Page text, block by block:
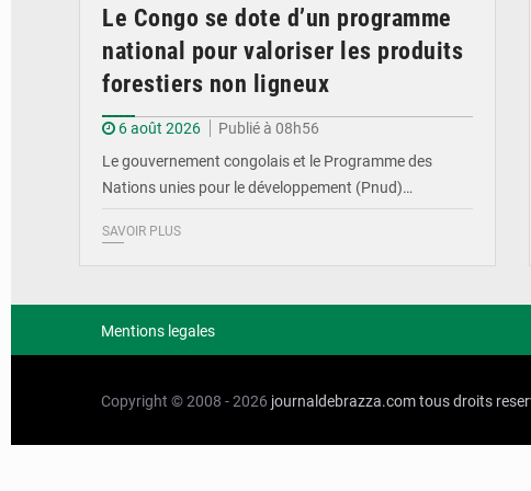
Le Congo se dote d’un programme
national pour valoriser les produits
forestiers non ligneux
6 août 2026
Publié à 08h56
Le gouvernement congolais et le Programme des
Nations unies pour le développement (Pnud)…
SAVOIR PLUS
Mentions legales
Copyright © 2008 - 2026 journaldebrazza.comtous droits